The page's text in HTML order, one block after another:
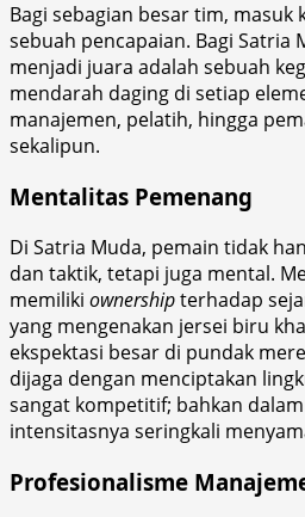
Bagi sebagian besar tim, masuk
sebuah pencapaian. Bagi Satria
menjadi juara adalah sebuah
mendarah daging di setiap
manajemen, pelatih, hingga
sekalipun.
Mentalitas Pemenang
Di Satria Muda, pemain tidak
dan taktik, tetapi juga mental.
memiliki ownershipterhadap
yang mengenakan jersei biru
ekspektasi besar di pundak
dijaga dengan menciptakan
sangat kompetitif; bahkan
intensitasnya seringkali
Profesionalisme